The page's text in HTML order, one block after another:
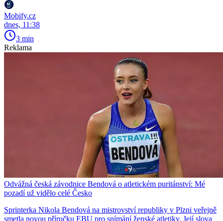
Mobify.cz
dnes, 11:38
3 min
Reklama
Odvážná česká závodnice Bendová o atletickém puritánství: Mé
pozadí už vidělo celé Česko
Sprinterka Nikola Bendová na mistrovství republiky v Plzni veřejně
smetla novou příručku EBU pro snímání ženské atletiky. Její slova